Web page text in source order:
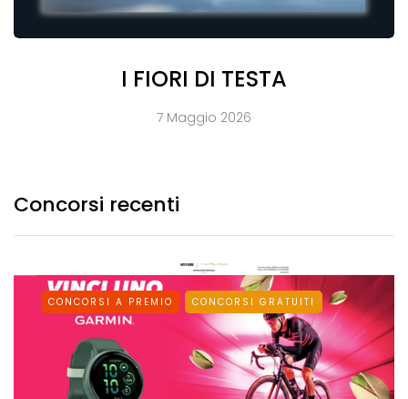
I FIORI DI TESTA
7 Maggio 2026
Concorsi recenti
CONCORSI A PREMIO CONCORSI GRATUITI